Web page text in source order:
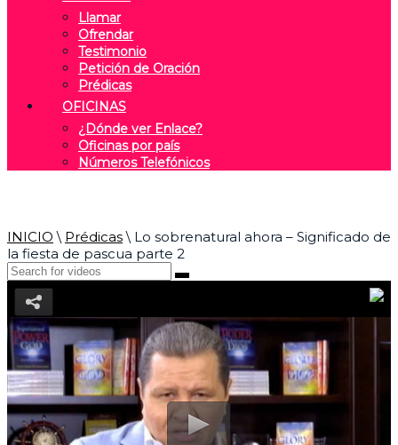
Llamar
Ofrendar
Testimonio
Petición de Oración
Prédicas
OFICINAS
¿Dónde ver Enlace?
Oficinas por país
Números Telefónicos
INICIO \ Prédicas\ Lo sobrenatural ahora – Significado de
la fiesta de pascua parte 2